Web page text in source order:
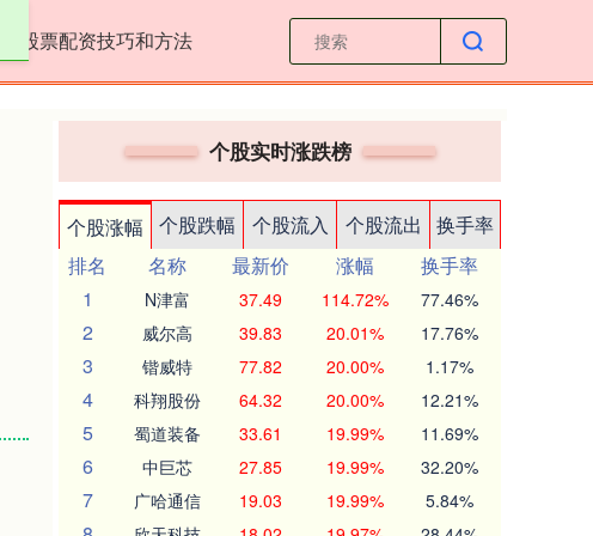
股票配资技巧和方法
个股实时涨跌榜
个股涨幅 个股跌幅 个股流入 个股流出
换手率
排名
名称 最新价 涨幅
换手率
1
N津富 37.49 114.72% 77.46%
2 威尔高 39.83 20.01% 17.76%
3 锴威特 77.82 20.00% 1.17%
4 科翔股份 64.32 20.00% 12.21%
5 蜀道装备 33.61 19.99% 11.69%
6 中巨芯 27.85 19.99% 32.20%
7 广哈通信 19.03 19.99% 5.84%